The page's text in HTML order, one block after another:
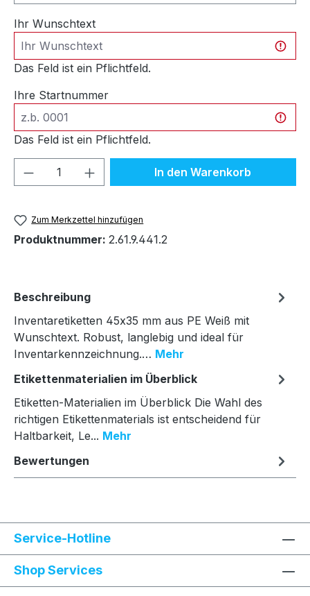
Ihr Wunschtext
Das Feld ist ein Pflichtfeld.
Ihre Startnummer
Das Feld ist ein Pflichtfeld.
Produkt Anzahl: Gib denIn den Warenkorb
Zum Merkzettel hinzufügen
Produktnummer: 2.61.9.441.2
Beschreibung
Inventaretiketten 45x35 mm aus PE Weiß mit
Wunschtext. Robust, langlebig und ideal für
Inventarkennzeichnung.… Mehr
Etikettenmaterialien im Überblick
Etiketten-Materialien im Überblick Die Wahl des
richtigen Etikettenmaterials ist entscheidend für
Haltbarkeit, Le... Mehr
Bewertungen
Service-Hotline
Shop Services